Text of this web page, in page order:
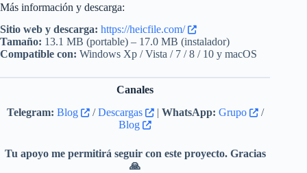
Más información y descarga:
Sitio web y descarga: https://heicfile.com/
Tamaño: 13.1 MB (portable) – 17.0 MB (instalador)
Compatible con: Windows Xp / Vista / 7 / 8 / 10 y macOS
Canales
Telegram: Blog /Descargas | WhatsApp: Grupo
/
Blog
Tu apoyo me permitirá seguir con este proyecto. Gracias
🙏